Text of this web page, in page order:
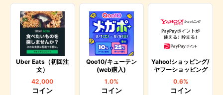
Uber Eats（初回注
文）
42,000
コイン
Qoo10/キューテン
(web購入)
1.0%
コイン
Yahoo!ショッピング/
ヤフーショッピング
0.6%
コイン